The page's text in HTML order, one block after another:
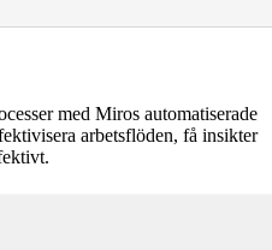
med Miros automatiserade
arbetsflöden, få insikter